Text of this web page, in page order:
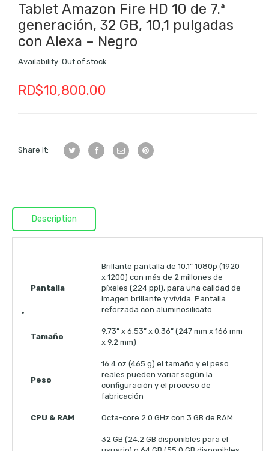
Tablet Amazon Fire HD 10 de 7.ª
generación, 32 GB, 10,1 pulgadas
con Alexa – Negro
Availability: Out of stock
RD$10,800.00
Share it:
Description
Pantalla
Brillante pantalla de 10.1” 1080p (1920
x 1200) con más de 2 millones de
píxeles (224 ppi), para una calidad de
imagen brillante y vívida. Pantalla
reforzada con aluminosilicato.
Tamaño
9.73” x 6.53” x 0.36” (247 mm x 166 mm
x 9.2 mm)
Peso
16.4 oz (465 g) el tamaño y el peso
reales pueden variar según la
configuración y el proceso de
fabricación
CPU & RAM Octa-core 2.0 GHz con 3 GB de RAM
32 GB (24.2 GB disponibles para el